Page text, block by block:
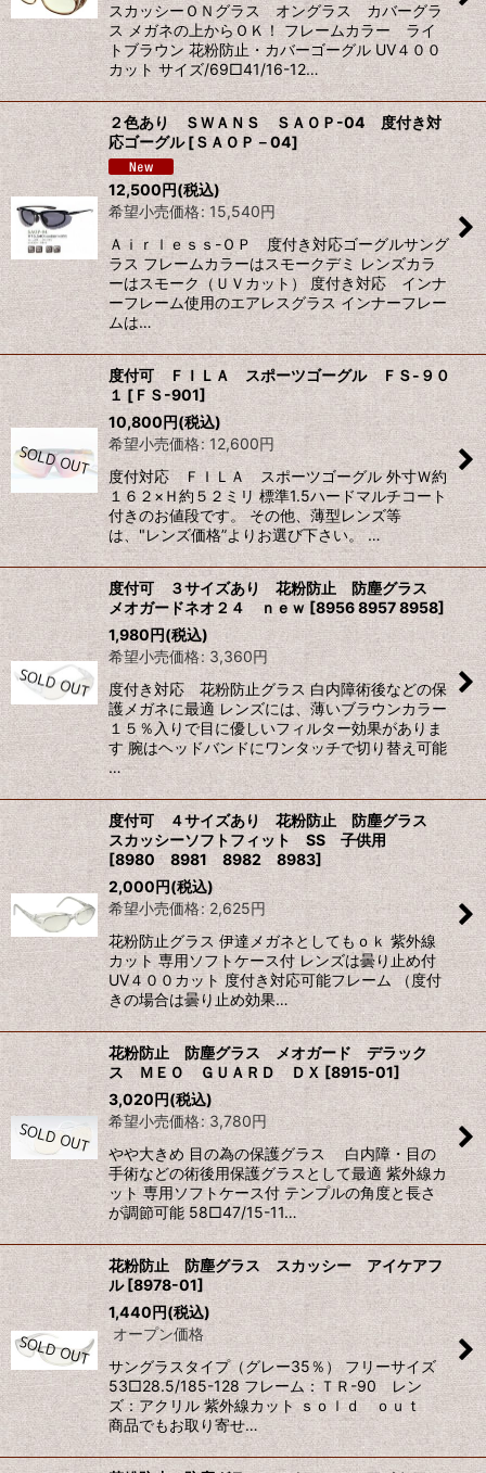
スカッシーＯＮグラス オングラス カバーグラ
ス メガネの上からＯＫ！ フレームカラー ライ
トブラウン 花粉防止・カバーゴーグル UV４００
カット サイズ/69□41/16-12…
２色あり ＳＷＡＮＳ ＳＡＯＰ-04 度付き対
応ゴーグル [ＳＡＯＰ－04]
12,500円(税込)
希望小売価格: 15,540円
Ａｉｒｌｅｓｓ-ＯＰ 度付き対応ゴーグルサング
ラス フレームカラーはスモークデミ レンズカラ
ーはスモーク（ＵＶカット） 度付き対応 インナ
ーフレーム使用のエアレスグラス インナーフレー
ムは…
度付可 ＦＩＬＡ スポーツゴーグル ＦＳ-９０
１ [ＦＳ-901]
10,800円(税込)
希望小売価格: 12,600円
度付対応 ＦＩＬＡ スポーツゴーグル 外寸Ｗ約
１６２×Ｈ約５２ミリ 標準1.5ハードマルチコート
付きのお値段です。 その他、薄型レンズ等
は、"レンズ価格”よりお選び下さい。 …
度付可 ３サイズあり 花粉防止 防塵グラス
メオガードネオ２４ ｎｅｗ [8956 8957 8958]
1,980円(税込)
希望小売価格: 3,360円
度付き対応 花粉防止グラス 白内障術後などの保
護メガネに最適 レンズには、薄いブラウンカラー
１５％入りで目に優しいフィルター効果がありま
す 腕はヘッドバンドにワンタッチで切り替え可能
…
度付可 ４サイズあり 花粉防止 防塵グラス
スカッシーソフトフィット SS 子供用
[8980 8981 8982 8983]
2,000円(税込)
希望小売価格: 2,625円
花粉防止グラス 伊達メガネとしてもｏｋ 紫外線
カット 専用ソフトケース付 レンズは曇り止め付
UV４００カット 度付き対応可能フレーム （度付
きの場合は曇り止め効果…
花粉防止 防塵グラス メオガード デラック
ス ＭＥＯ ＧＵＡＲＤ ＤＸ [8915-01]
3,020円(税込)
希望小売価格: 3,780円
やや大きめ 目の為の保護グラス 白内障・目の
手術などの術後用保護グラスとして最適 紫外線カ
ット 専用ソフトケース付 テンプルの角度と長さ
が調節可能 58□47/15-11…
花粉防止 防塵グラス スカッシー アイケアフ
ル [8978-01]
1,440円(税込)
オープン価格
サングラスタイプ（グレー35％） フリーサイズ
53□28.5/185-128 フレーム：ＴＲ-90 レン
ズ：アクリル 紫外線カット ｓｏｌｄ ｏｕｔ
商品でもお取り寄せ…